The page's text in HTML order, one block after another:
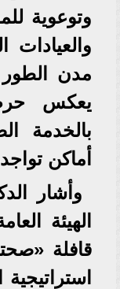
وتوعوية
والعيادات
مدن
يعكس
بالخدمة
أماكن
وأشار
الهيئة
قافلة